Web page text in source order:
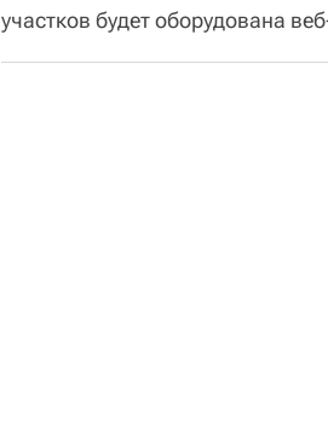
участков будет оборудована